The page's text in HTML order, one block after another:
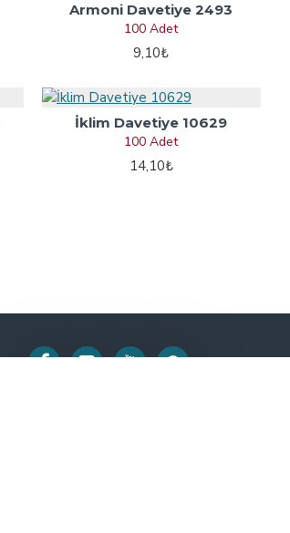
Armoni Davetiye 2493
100 Adet
9,10₺
İklim Davetiye 10629
100 Adet
14,10₺